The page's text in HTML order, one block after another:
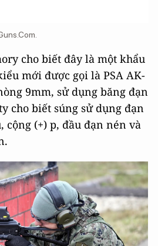
cho biết đây là một khẩu
mới được gọi là PSA AK-
9mm, sử dụng băng đạn
cho biết súng sử dụng đạn
cộng (+) p, đầu đạn nén và